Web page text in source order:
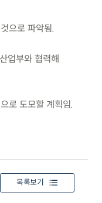
으로 파악됨.
업부와 협력해
로 도모할 계획임.
목록보기